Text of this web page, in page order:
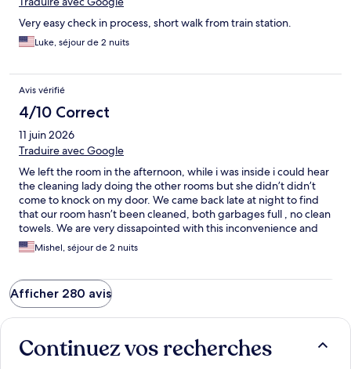
Very easy check in process, short walk from train station.
Luke, séjour de 2 nuits
Avis vérifié
4/10 Correct
11 juin 2026
Traduire avec Google
We left the room in the afternoon, while i was inside i could hear
the cleaning lady doing the other rooms but she didn’t didn’t
come to knock on my door. We came back late at night to find
that our room hasn’t been cleaned, both garbages full , no clean
towels. We are very dissapointed with this inconvenience and
request and explanation and some refund.
Mishel, séjour de 2 nuits
Afficher 280 avis
Continuez vos recherches